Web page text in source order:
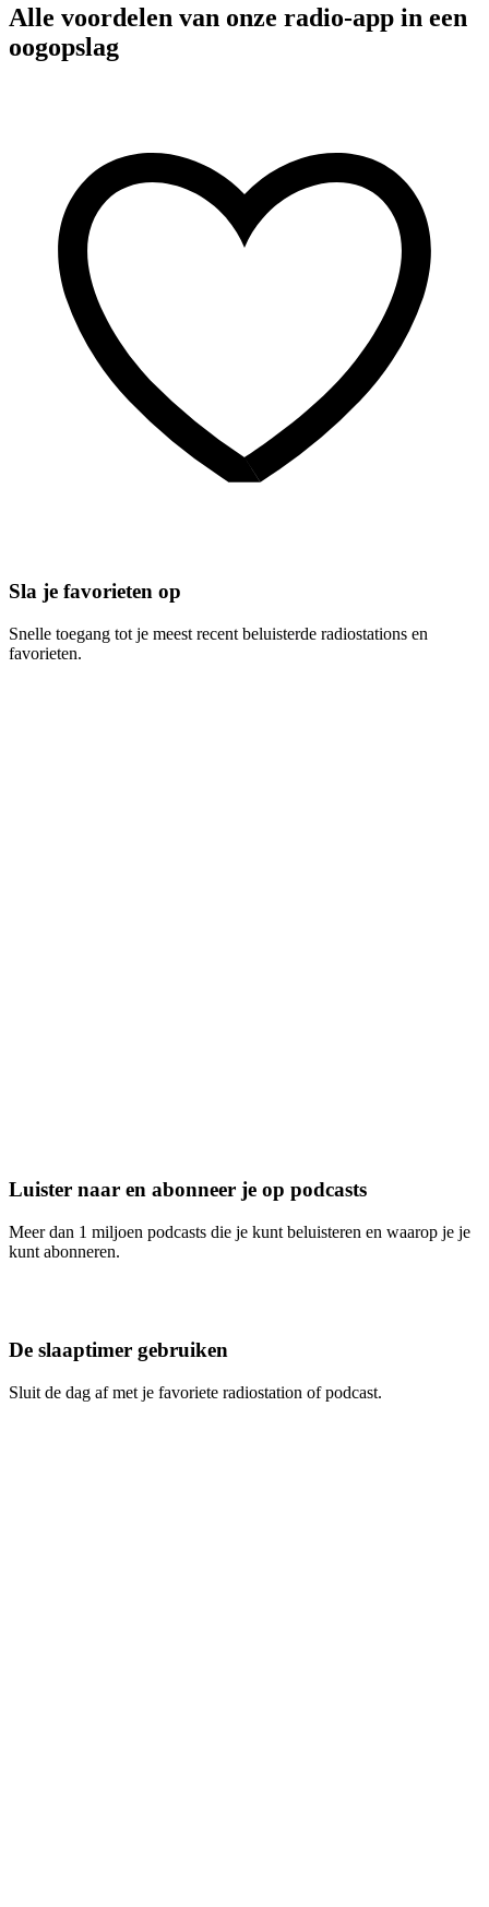
Alle voordelen van onze radio-app in een
oogopslag
Sla je favorieten op
Snelle toegang tot je meest recent beluisterde radiostations en
favorieten.
Luister naar en abonneer je op podcasts
Meer dan 1 miljoen podcasts die je kunt beluisteren en waarop je je
kunt abonneren.
De slaaptimer gebruiken
Sluit de dag af met je favoriete radiostation of podcast.